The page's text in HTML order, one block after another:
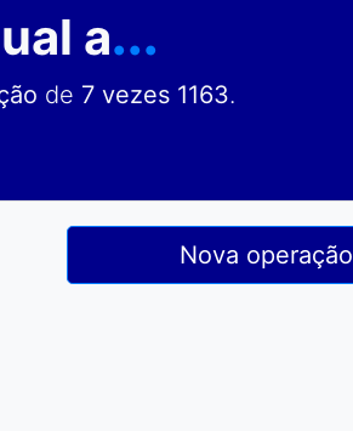
a...
de 7 vezes 1163.
Nova operação